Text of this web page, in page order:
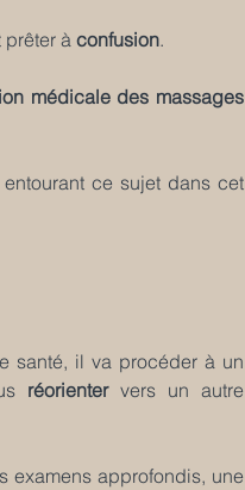
à confusion.
médicale des massages
ce sujet dans cet
santé, il va procéder à un
réorienter vers un autre
examens approfondis, une